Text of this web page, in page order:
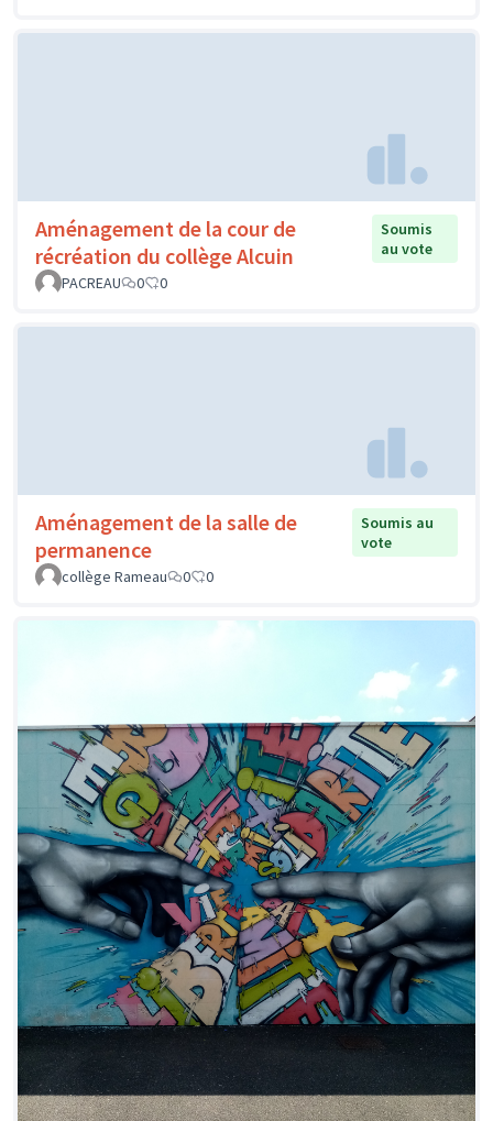
Aménagement de la cour de
récréation du collège Alcuin
Soumis
au vote
PACREAU
0 0
Aménagement de la salle de
permanence
Soumis au
vote
collège Rameau
0 0